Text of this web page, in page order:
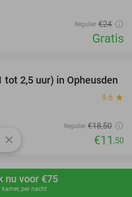
Boek nu
nu voor €75
kamer, per nacht
Regulier €24
Gratis
38%
tot 2,5 uur) in Opheusden
9.6 star
Regulier €18,50
€11 ,50
of 120 min) + evt.
close